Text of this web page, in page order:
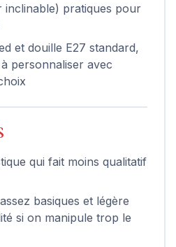
inclinable) pratiques pour
et douille E27 standard,
personnaliser avec
qui fait moins qualitatif
basiques et légère
si on manipule trop le